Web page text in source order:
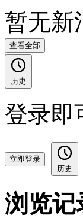
暂无新
查看全部
历史
登录即
立即登录
历史
浏览记